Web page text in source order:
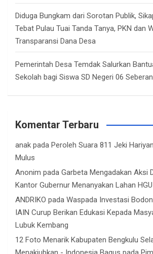
Diduga Bungkam dari Sorotan Publik,
Tebat Pulau Tuai Tanda Tanya, PKN dan
Transparansi Dana Desa
Pemerintah Desa Temdak Salurkan
Sekolah bagi Siswa SD Negeri 06
Komentar Terbaru
anak pada Peroleh Suara 811 Jeki
Mulus
Anonim pada Garbeta Mengadakan Aksi
Kantor Gubernur Menanyakan Lahan HGU
ANDRIKO pada Waspada Investasi
IAIN Curup Berikan Edukasi Kepada
Lubuk Kembang
12 Foto Menarik Kabupaten Bengkulu